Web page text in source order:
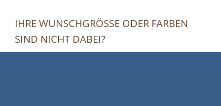
IHRE WUNSCHGRÖSSE ODER FARBEN S
IND NICHT DABEI?